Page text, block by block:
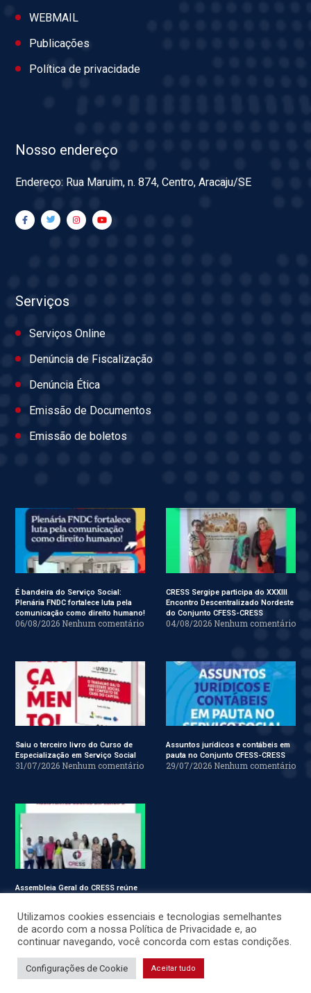
WEBMAIL
Publicações
Política de privacidade
Nosso endereço
Endereço: Rua Maruim, n. 874, Centro, Aracaju/SE
Serviços
Serviços Online
Denúncia de Fiscalização
Denúncia Ética
Emissão de Documentos
Emissão de boletos
É bandeira do Serviço Social:
Plenária FNDC fortalece luta pela
comunicação como direito humano!
06/08/2026 Nenhum comentário
CRESS Sergipe participa do XXXIII
Encontro Descentralizado Nordeste
do Conjunto CFESS-CRESS
04/08/2026 Nenhum comentário
Saiu o terceiro livro do Curso de
Especialização em Serviço Social
31/07/2026 Nenhum comentário
Assuntos jurídicos e contábeis em
pauta no Conjunto CFESS-CRESS
29/07/2026 Nenhum comentário
Assembleia Geral do CRESS reúne
© CRESS-SE 2022. Todos os Direitos Reservados.
Desenvolvido porJSWEBMIDIA
Utilizamos cookies essenciais e tecnologias semelhantes
de acordo com a nossa Política de Privacidade e, ao
continuar navegando, você concorda com estas condições.
Configurações de Cookie Aceitar tudo